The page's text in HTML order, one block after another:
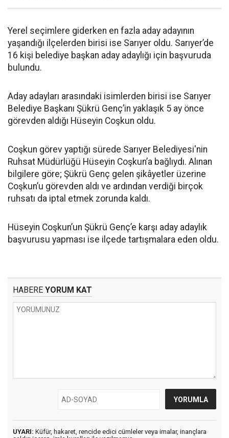
Yerel seçimlere giderken en fazla aday adayının
yaşandığı ilçelerden birisi ise Sarıyer oldu. Sarıyer’de
16 kişi belediye başkan aday adaylığı için başvuruda
bulundu.
Aday adayları arasındaki isimlerden birisi ise Sarıyer
Belediye Başkanı Şükrü Genç’in yaklaşık 5 ay önce
görevden aldığı Hüseyin Coşkun oldu.
Coşkun görev yaptığı sürede Sarıyer Belediyesi'nin
Ruhsat Müdürlüğü Hüseyin Coşkun’a bağlıydı. Alınan
bilgilere göre; Şükrü Genç gelen şikâyetler üzerine
Coşkun’u görevden aldı ve ardından verdiği birçok
ruhsatı da iptal etmek zorunda kaldı.
Hüseyin Coşkun’un Şükrü Genç’e karşı aday adaylık
başvurusu yapması ise ilçede tartışmalara eden oldu.
HABERE YORUM KAT
UYARI: Küfür, hakaret, rencide edici cümleler veya imalar, inançlara